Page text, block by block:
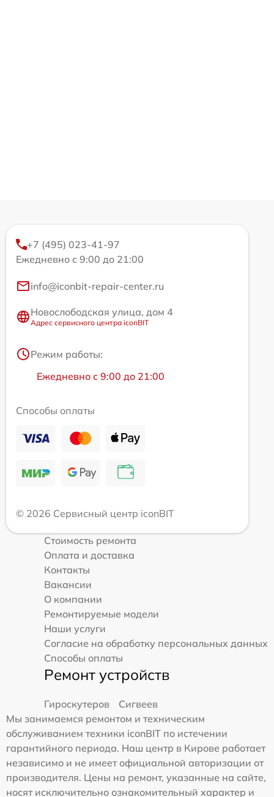
+7 (495) 023-41-97
Ежедневно с 9:00 до 21:00
info@iconbit-repair-center.ru
Новослободская улица, дом 4
Адрес сервисного центра iconBIT
Режим работы:
Ежедневно с 9:00 до 21:00
Способы оплаты
© 2026 Сервисный центр iconBIT
Стоимость ремонта
Оплата и доставка
Контакты
Вакансии
О компании
Ремонтируемые модели
Наши услуги
Согласие на обработку персональных данных
Способы оплаты
Ремонт устройств
Гироскутеров
Сигвеев
Мы занимаемся ремонтом и техническим
обслуживанием техники iconBIT по истечении
гарантийного периода. Наш центр в Кирове работает
независимо и не имеет официальной авторизации от
производителя. Цены на ремонт, указанные на сайте,
носят исключительно ознакомительный характер и